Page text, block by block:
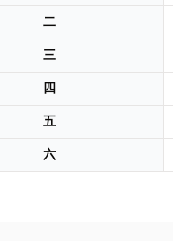
二
三
四
五
六